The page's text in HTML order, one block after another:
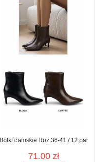
Botki damskie Roz 36-41 / 12 par
71.00 zł